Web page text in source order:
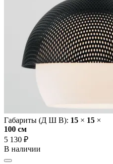
Габариты (Д Ш В): 15 × 15 ×
100 cм
5 130 ₽
В наличии